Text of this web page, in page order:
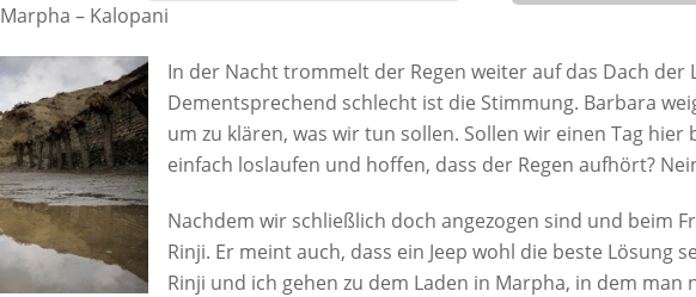
Marpha – Kalopani
In der Nacht trommelt der Regen weiter auf das Dach
Dementsprechend schlecht ist die Stimmung. Barbara
um zu klären, was wir tun sollen. Sollen wir einen Tag
einfach loslaufen und hoffen, dass der Regen aufhört?
Nachdem wir schließlich doch angezogen sind und beim
Rinji. Er meint auch, dass ein Jeep wohl die beste Lösung
Rinji und ich gehen zu dem Laden in Marpha, in dem man